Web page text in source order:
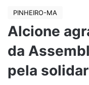
PINHEIRO-MA
Alcione
da
pela